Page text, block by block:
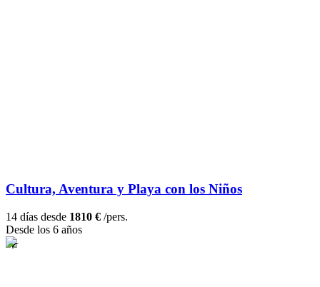
Cultura, Aventura y Playa con los Niños
14 días desde 1810 € /pers.
Desde los 6 años